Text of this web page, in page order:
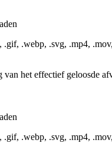
.gif, .webp, .svg, .mp4,
van het effectief geloosde
.gif, .webp, .svg, .mp4,